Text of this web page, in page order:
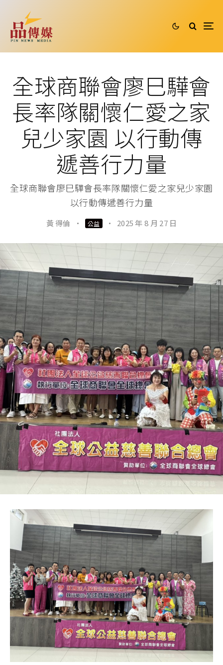
全球商聯會廖巳驊會
長率隊關懷仁愛之家
兒少家園 以行動傳
遞善行力量
全球商聯會廖巳驊會長率隊關懷仁愛之家兒少家園
以行動傳遞善行力量
黃 得倫 · 公益 · 2025 年 8 月 27 日